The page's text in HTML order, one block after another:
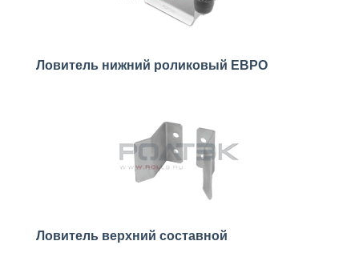
Ловитель нижний роликовый ЕВРО
Ловитель верхний составной